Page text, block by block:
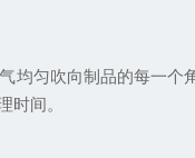
均匀吹向制品的每一个
时间。